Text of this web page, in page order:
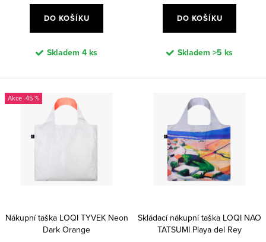
DO KOŠÍKU
Skladem 4 ks
DO KOŠÍKU
Skladem >5 ks
-45 %
Nákupní taška LOQI TYVEK Neon
Dark Orange
Skládací nákupní taška LOQI NAO
TATSUMI Playa del Rey